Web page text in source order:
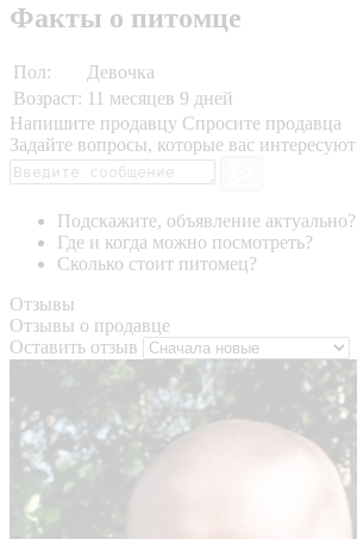
Факты о питомце
Пол:
Девочка
Возраст: 11 месяцев 9 дней
Напишите продавцу Спросите продавца
Задайте вопросы, которые вас интересуют
Подскажите, объявление актуально?
Где и когда можно посмотреть?
Сколько стоит питомец?
Отзывы
Отзывы о продавце
Оставить отзыв